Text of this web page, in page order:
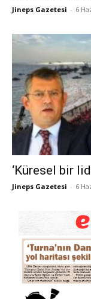
Jineps Gazetesi - 6
‘Küresel bir
Jineps Gazetesi - 6